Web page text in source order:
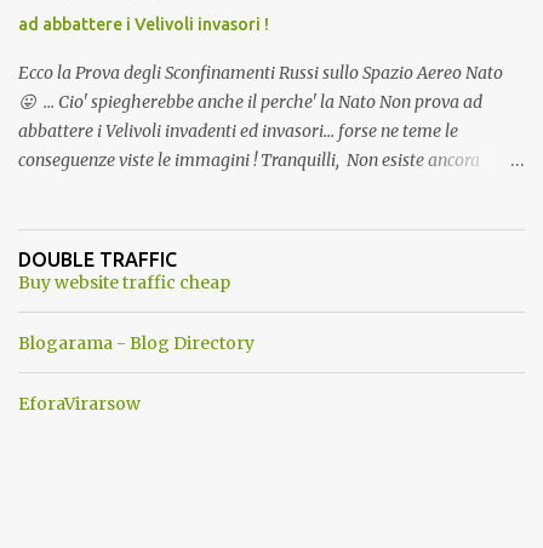
ad abbattere i Velivoli invasori !
Ecco la Prova degli Sconfinamenti Russi sullo Spazio Aereo Nato
😛 ... Cio' spiegherebbe anche il perche' la Nato Non prova ad
abbattere i Velivoli invadenti ed invasori... forse ne teme le
conseguenze viste le immagini ! Tranquilli, Non esiste ancora
ancora una fantasia Nato o forse una "False Flag", per provocare
una guerra mondiale che difficilmente da menti sane, potrebbe
DOUBLE TRAFFIC
Buy website traffic cheap
Blogarama - Blog Directory
EforaVirarsow